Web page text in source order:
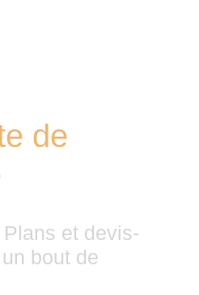
de
et devis-
bout de